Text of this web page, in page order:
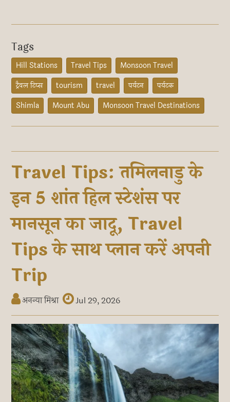
Tags
Hill Stations Travel Tips
Monsoon Travel
ट्रैवल टिप्स
tourism travel पर्यटन
पर्यटक
Shimla
Mount Abu Monsoon Travel Destinations
Travel Tips: तमिलनाडु के
इन 5 शांत हिल स्टेशंस पर
मानसून का जादू, Travel
Tips के साथ प्लान करें अपनी
Trip
अनन्या मिश्रा Jul 29, 2026